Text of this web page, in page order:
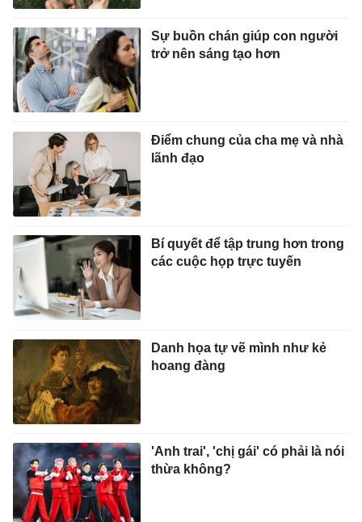
Sự buồn chán giúp con người
trở nên sáng tạo hơn
Điểm chung của cha mẹ và nhà
lãnh đạo
Bí quyết để tập trung hơn trong
các cuộc họp trực tuyến
Danh họa tự vẽ mình như kẻ
hoang đàng
'Anh trai', 'chị gái' có phải là nói
thừa không?